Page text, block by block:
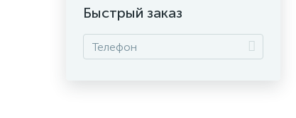
Быстрый заказ